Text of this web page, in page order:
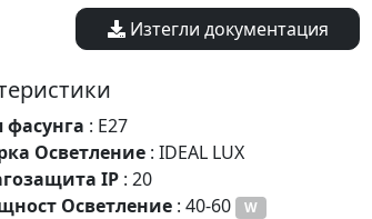
Изтегли документация
фасунга : E27
Осветление : IDEAL LUX
IP : 20
Осветление : 40-60 W